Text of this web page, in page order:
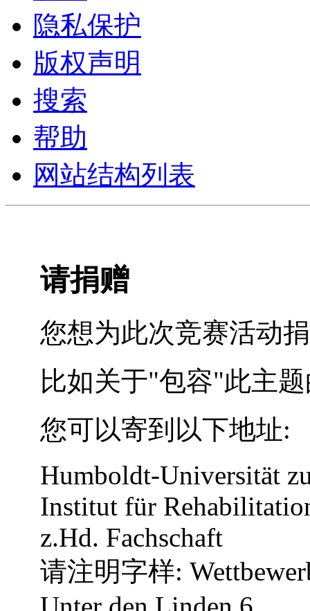
隐私保护
版权声明
搜索
帮助
网站结构列表
请捐赠
您想为此次竞赛活动
比如关于"包容"此主
您可以寄到以下地址:
Humboldt-Universität
Institut für
z.Hd. Fachschaft
请注明字样: